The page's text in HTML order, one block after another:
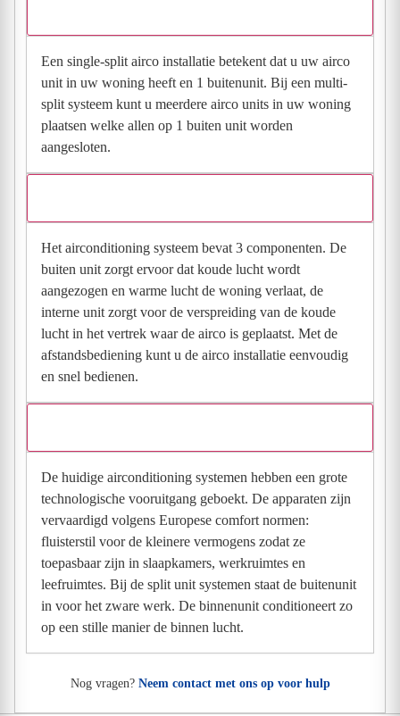
Een single-split airco installatie betekent dat u uw airco
unit in uw woning heeft en 1 buitenunit. Bij een multi-
split systeem kunt u meerdere airco units in uw woning
plaatsen welke allen op 1 buiten unit worden
aangesloten.
Het airconditioning systeem bevat 3 componenten. De
buiten unit zorgt ervoor dat koude lucht wordt
aangezogen en warme lucht de woning verlaat, de
interne unit zorgt voor de verspreiding van de koude
lucht in het vertrek waar de airco is geplaatst. Met de
afstandsbediening kunt u de airco installatie eenvoudig
en snel bedienen.
De huidige airconditioning systemen hebben een grote
technologische vooruitgang geboekt. De apparaten zijn
vervaardigd volgens Europese comfort normen:
fluisterstil voor de kleinere vermogens zodat ze
toepasbaar zijn in slaapkamers, werkruimtes en
leefruimtes. Bij de split unit systemen staat de buitenunit
in voor het zware werk. De binnenunit conditioneert zo
op een stille manier de binnen lucht.
Nog vragen? Neem contact met ons op voor hulp